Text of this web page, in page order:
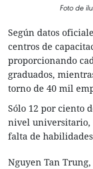
Foto de
Según datos
centros de
proporcionando
graduados,
torno de 40 mil
Sólo 12 por ciento
nivel universitario,
falta de
Nguyen Tan